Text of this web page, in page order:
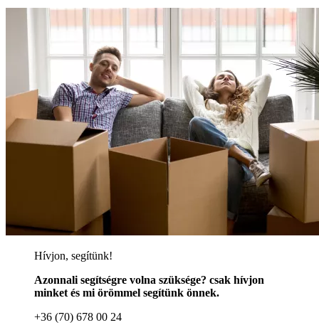
Hívjon, segítünk!
Azonnali segítségre volna szüksége? csak hívjon
minket és mi örömmel segítünk önnek.
+36 (70) 678 00 24